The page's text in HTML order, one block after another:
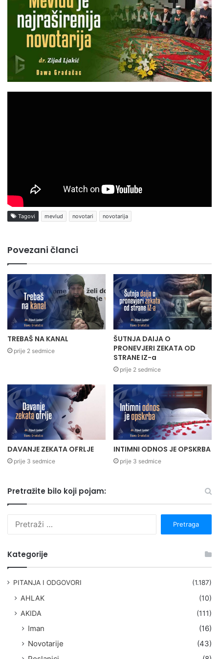
Tagovi mevlud novotari novotarija
Povezani članci
TREBAŠ NA KANAL
prije 2 sedmice
ŠUTNJA DAIJA O
PRONEVJERI ZEKATA OD
STRANE IZ-a
prije 2 sedmice
DAVANJE ZEKATA OFRLJE
prije 3 sedmice
INTIMNI ODNOS JE OPSKRBA
prije 3 sedmice
Pretražite bilo koji pojam:
Kategorije
PITANJA I ODGOVORI (1.187)
AHLAK
(10)
AKIDA
(111)
Iman
(16)
Novotarije
(43)